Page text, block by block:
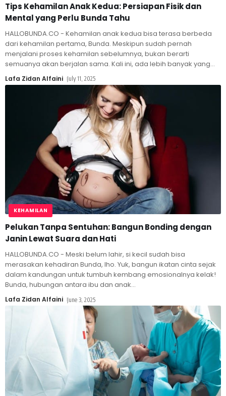
Tips Kehamilan Anak Kedua: Persiapan Fisik dan
Mental yang Perlu Bunda Tahu
HALLOBUNDA.CO - Kehamilan anak kedua bisa terasa berbeda
dari kehamilan pertama, Bunda. Meskipun sudah pernah
menjalani proses kehamilan sebelumnya, bukan berarti
semuanya akan berjalan sama. Kali ini, ada lebih banyak yang…
Lafa Zidan Alfaini July 11, 2025
KEHAMILAN
Pelukan Tanpa Sentuhan: Bangun Bonding dengan
Janin Lewat Suara dan Hati
HALLOBUNDA.CO - Meski belum lahir, si kecil sudah bisa
merasakan kehadiran Bunda, lho. Yuk, bangun ikatan cinta sejak
dalam kandungan untuk tumbuh kembang emosionalnya kelak!
Bunda, hubungan antara ibu dan anak…
Lafa Zidan Alfaini June 3, 2025